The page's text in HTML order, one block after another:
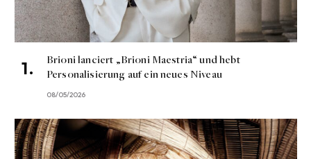
Brioni lanciert „Brioni Maestria“ und hebt
Personalisierung auf ein neues Niveau
08/05/2026